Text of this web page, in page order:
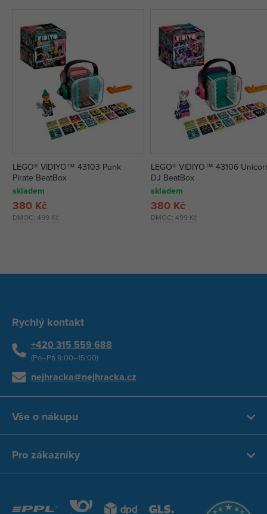
LEGO® VIDIYO™ 43103 Punk
Pirate BeatBox
skladem
DMOC: 499 Kč
380 Kč
LEGO® VIDIYO™ 43106
DJ BeatBox
skladem
DMOC:499 Kč
380 Kč
Rychlý kontakt
+420 315 559 688
(Po–Pá 9:00–15:00)
nejhracka@nejhracka.cz
Vše o nákupu
Pro zákazníky